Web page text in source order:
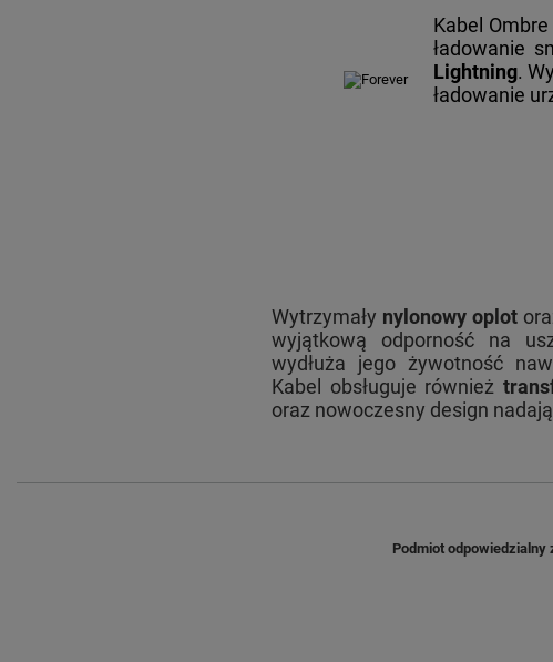
Kabel
ładowanie
Lightning.
ładowanie
Wytrzymały nylonowy oplot
wyjątkową odporność na
wydłuża jego żywotność
Kabel obsługuje również
oraz nowoczesny design
Podmiot odpowiedzialny